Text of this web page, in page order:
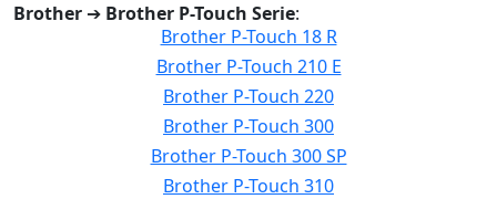
Brother ➔ Brother P-Touch Serie:
Brother P-Touch 18 R
Brother P-Touch 210 E
Brother P-Touch 220
Brother P-Touch 300
Brother P-Touch 300 SP
Brother P-Touch 310